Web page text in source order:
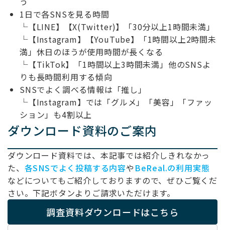
1日で各SNSを見る時間
└【LINE】【X(Twitter)】「30分以上1時間未満」
└【Instagram】【YouTube】「1時間以上2時間未
満」休日のほうが使用時間が長くなる
└【TikTok】「1時間以上3時間未満」他のSNSよ
りも長時間利用する傾向
SNSでよく調べる情報は「推し」
└【Instagram】では「グルメ」「美容」「ファッ
ション」も4割以上
ダウンロード資料のご案内
ダウンロード資料では、本記事では紹介しきれなかっ
た、 各SNSでよく投稿する内容や BeReal.の利用実態
などについてもご紹介しておりますので、ぜひご覧くだ
さい。下記ボタンよりご請求いただけます。
調査資料ダウンロードはこちら